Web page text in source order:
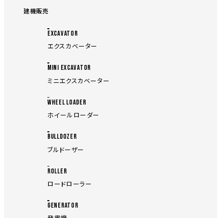
建機販売
EXCAVATOR
エクスカベーター
MINI EXCAVATOR
ミニエクスカベーター
WHEEL LOADER
ホイールローダー
BULLDOZER
ブルドーザー
ROLLER
ロードローラー
GENERATOR